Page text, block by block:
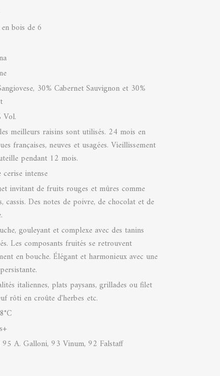
bois de 6
30% Cabernet Sauvignon et 30%
Vol.
meilleurs raisins sont utilisés. 24 mois en
françaises, neuves et usagées. Vieillissement
pendant 12 mois.
cerise intense
invitant de fruits rouges et mûres comme
cassis. Des notes de poivre, de chocolat et de
gouleyant et complexe avec des tanins
Les composants fruités se retrouvent
en bouche. Élégant et harmonieux avec une
italiennes, plats paysans, grillades ou filet
rôti en croûte d'herbes etc.
A. Galloni, 93 Vinum, 92 Falstaff